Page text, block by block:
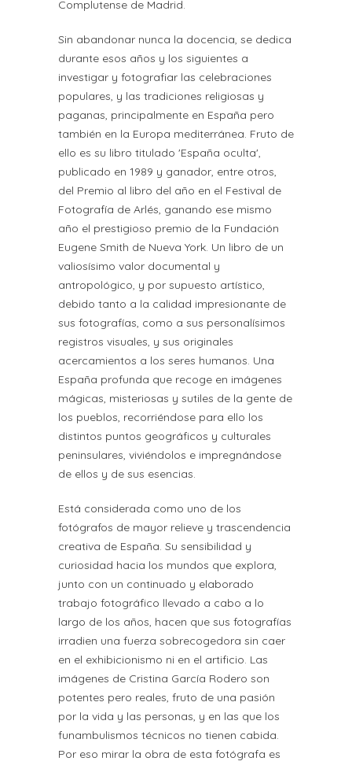
Complutense de Madrid.
Sin abandonar nunca la docencia, se dedica
durante esos años y los siguientes a
investigar y fotografiar las celebraciones
populares, y las tradiciones religiosas y
paganas, principalmente en España pero
también en la Europa mediterránea. Fruto de
ello es su libro titulado 'España oculta',
publicado en 1989 y ganador, entre otros,
del Premio al libro del año en el Festival de
Fotografía de Arlés, ganando ese mismo
año el prestigioso premio de la Fundación
Eugene Smith de Nueva York. Un libro de un
valiosísimo valor documental y
antropológico, y por supuesto artístico,
debido tanto a la calidad impresionante de
sus fotografías, como a sus personalísimos
registros visuales, y sus originales
acercamientos a los seres humanos. Una
España profunda que recoge en imágenes
mágicas, misteriosas y sutiles de la gente de
los pueblos, recorriéndose para ello los
distintos puntos geográficos y culturales
peninsulares, viviéndolos e impregnándose
de ellos y de sus esencias.
Está considerada como uno de los
fotógrafos de mayor relieve y trascendencia
creativa de España. Su sensibilidad y
curiosidad hacia los mundos que explora,
junto con un continuado y elaborado
trabajo fotográfico llevado a cabo a lo
largo de los años, hacen que sus fotografías
irradien una fuerza sobrecogedora sin caer
en el exhibicionismo ni en el artificio. Las
imágenes de Cristina García Rodero son
potentes pero reales, fruto de una pasión
por la vida y las personas, y en las que los
funambulismos técnicos no tienen cabida.
Por eso mirar la obra de esta fotógrafa es